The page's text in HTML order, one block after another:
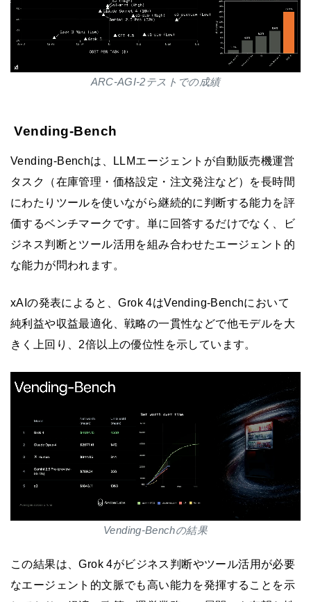
ARC-AGI-2テストでの成績
Vending-Bench
Vending-Benchは、LLMエージェントが自動販売機運営
タスク（在庫管理・価格設定・注文発注など）を長時間
にわたりツールを使いながら継続的に判断する能力を評
価するベンチマークです。単に回答するだけでなく、ビ
ジネス判断とツール活用を組み合わせたエージェント的
な能力が問われます。
xAIの発表によると、Grok 4はVending-Benchにおいて
純利益や収益最適化、戦略の一貫性などで他モデルを大
きく上回り、2倍以上の優位性を示しています。
Vending-Benchの結果
この結果は、Grok 4がビジネス判断やツール活用が必要
なエージェント的文脈でも高い能力を発揮することを示